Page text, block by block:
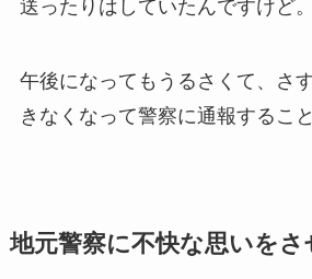
送ったりはしていたんですけど。
午後になってもうるさくて、さ
きなくなって警察に通報すること
地元警察に不快な思いをさ